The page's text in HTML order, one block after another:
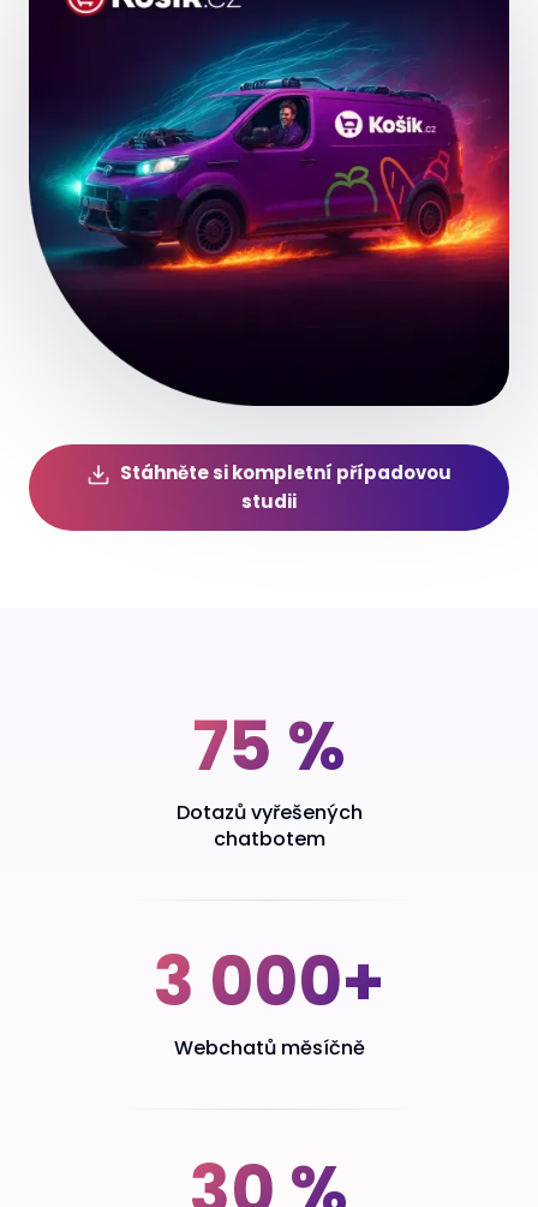
Stáhněte si kompletní případovou
studii
75 %
Dotazů vyřešených
chatbotem
3 000+
Webchatů měsíčně